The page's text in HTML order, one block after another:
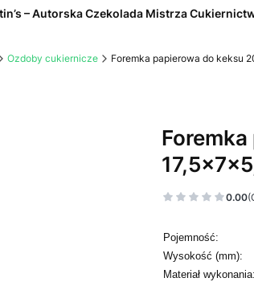
– Autorska Czekolada Mistrza
Ozdoby cukiernicze Foremka papierowa do keksu
0.00
Pojemność:
Wysokość (mm):
Materiał wykonania: